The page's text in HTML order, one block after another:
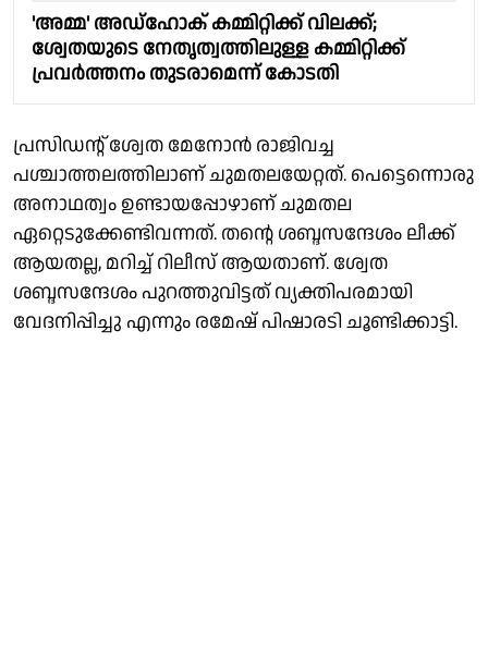
'അമ്മ' അഡ്ഹോക് കമ്മിറ്റിക്ക് വിലക്ക്;
ശ്വേതയുടെ നേതൃത്വത്തിലുള്ള കമ്മിറ്റിക്ക്
പ്രവർത്തനം തുടരാമെന്ന് കോടതി
പ്രസിഡൻ്റ് ശ്വേത മേനോൻ രാജിവച്ച
പശ്ചാത്തലത്തിലാണ് ചുമതലയേറ്റത്. പെട്ടെന്നൊരു
അനാഥത്വം ഉണ്ടായപ്പോഴാണ് ചുമതല
ഏറ്റെടുക്കേണ്ടിവന്നത്. തൻ്റെ ശബ്ദസന്ദേശം ലീക്ക്
ആയതല്ല, മറിച്ച് റിലീസ് ആയതാണ്. ശ്വേത
ശബ്ദസന്ദേശം പുറത്തുവിട്ടത് വ്യക്തിപരമായി
വേദനിപ്പിച്ചു എന്നും രമേഷ് പിഷാരടി ചൂണ്ടിക്കാട്ടി.